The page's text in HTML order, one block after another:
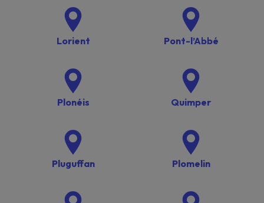
Lorient Pont-l’Abbé
Plonéis Quimper
Pluguffan Plomelin